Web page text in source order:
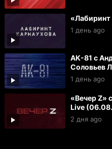
1 день ago
АК-81 с
Соловьев
1 день ago
«Вечер Z»
Live
2 дня ago